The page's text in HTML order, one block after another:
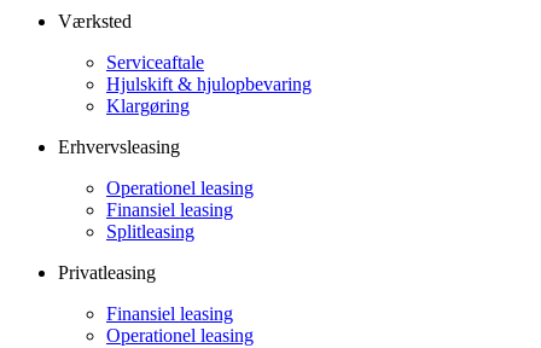
Værksted
Serviceaftale
Hjulskift & hjulopbevaring
Klargøring
Erhvervsleasing
Operationel leasing
Finansiel leasing
Splitleasing
Privatleasing
Finansiel leasing
Operationel leasing